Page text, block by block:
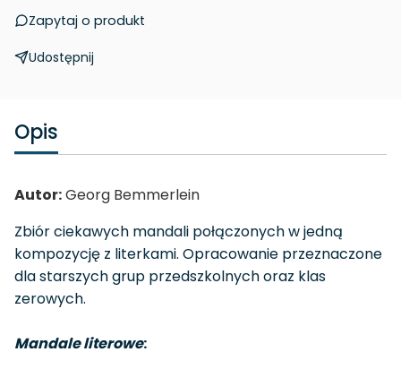
Zapytaj o produkt
Udostępnij
Opis
Autor:Georg Bemmerlein
Zbiór ciekawych mandali połączonych w jedną
kompozycję z literkami. Opracowanie przeznaczone
dla starszych grup przedszkolnych oraz klas
zerowych.
Mandale literowe: